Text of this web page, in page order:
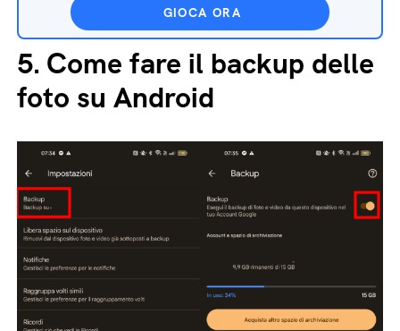
GIOCA ORA
5. Come fare il backup delle
foto su Android